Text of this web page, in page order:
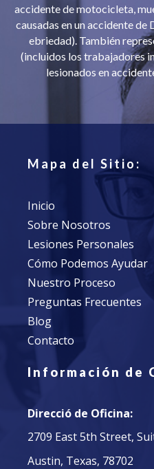
accidente de motocicleta,
causadas en un accidente
ebriedad). También
(incluidos los trabajadores
lesionados en
Mapa del Sitio:
Inicio
Sobre Nosotros
Lesiones Personales
Cómo Podemos Ayudar
Nuestro Proceso
Preguntas Frecuentes
Blog
Contacto
Información de
Direcció de Oficina:
2709 East 5th Street,
Austin, Texas, 78702